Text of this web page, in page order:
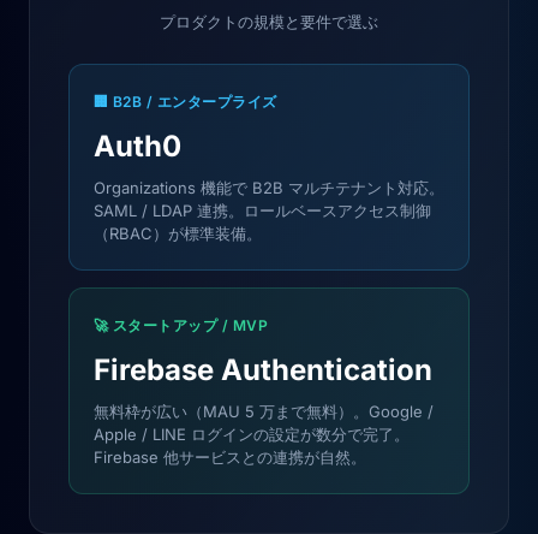
プロダクトの規模と要件で選ぶ
🏢 B2B / エンタープライズ
Auth0
Organizations 機能で B2B マルチテナント対応。
SAML / LDAP 連携。ロールベースアクセス制御
（RBAC）が標準装備。
🚀 スタートアップ / MVP
Firebase Authentication
無料枠が広い（MAU 5 万まで無料）。Google /
Apple / LINE ログインの設定が数分で完了。
Firebase 他サービスとの連携が自然。